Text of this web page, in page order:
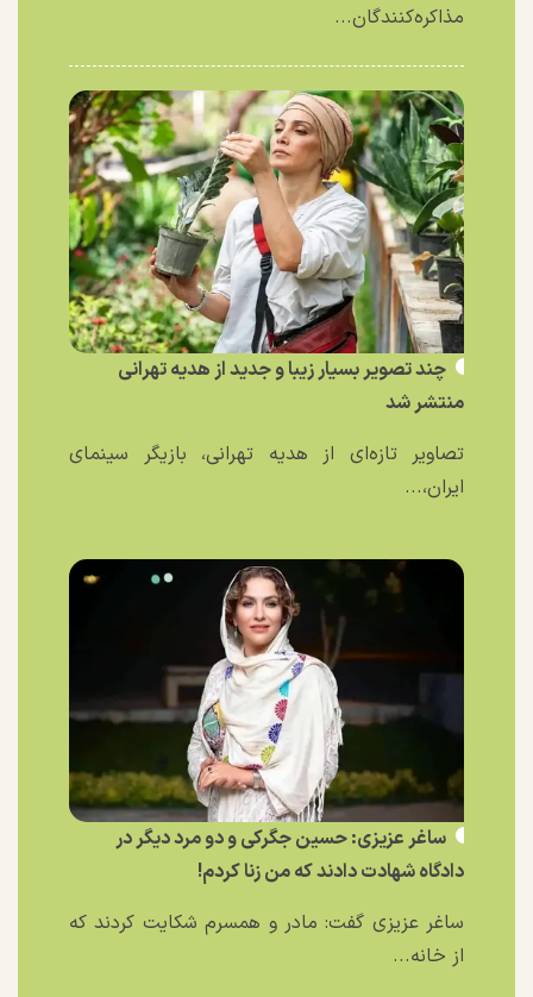
مذاکره‌کنندگان...
چند تصویر بسیار زیبا و جدید از هدیه تهرانی
منتشر شد
تصاویر تازه‌ای از هدیه تهرانی، بازیگر سینمای
ایران،...
ساغر عزیزی: حسین جگرکی و دو مرد دیگر در
دادگاه شهادت دادند که من زنا کردم!
ساغر عزیزی گفت: مادر و همسرم شکایت کردند که
از خانه...